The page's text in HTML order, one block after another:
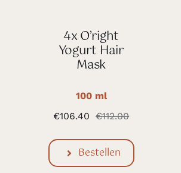
4x O’right
Yogurt Hair
Mask
100 ml
€112.00
was:
€106.40
Huidige
is:
Bestellen